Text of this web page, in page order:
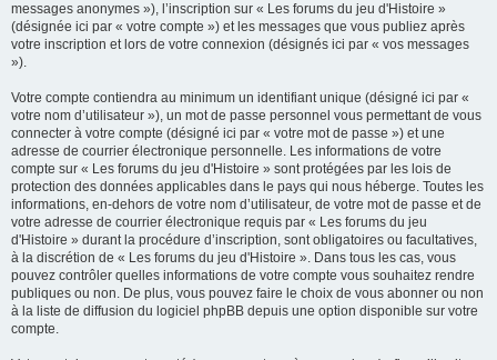
messages anonymes »), l’inscription sur « Les forums du jeu d'Histoire »
(désignée ici par « votre compte ») et les messages que vous publiez après
votre inscription et lors de votre connexion (désignés ici par « vos messages
»).
Votre compte contiendra au minimum un identifiant unique (désigné ici par «
votre nom d’utilisateur »), un mot de passe personnel vous permettant de vous
connecter à votre compte (désigné ici par « votre mot de passe ») et une
adresse de courrier électronique personnelle. Les informations de votre
compte sur « Les forums du jeu d'Histoire » sont protégées par les lois de
protection des données applicables dans le pays qui nous héberge. Toutes les
informations, en-dehors de votre nom d’utilisateur, de votre mot de passe et de
votre adresse de courrier électronique requis par « Les forums du jeu
d'Histoire » durant la procédure d’inscription, sont obligatoires ou facultatives,
à la discrétion de « Les forums du jeu d'Histoire ». Dans tous les cas, vous
pouvez contrôler quelles informations de votre compte vous souhaitez rendre
publiques ou non. De plus, vous pouvez faire le choix de vous abonner ou non
à la liste de diffusion du logiciel phpBB depuis une option disponible sur votre
compte.